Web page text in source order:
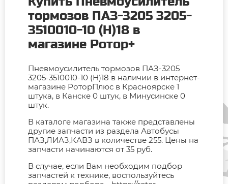
тормозов ПАЗ-3205 3205-
3510010-10 (Н)18 в
магазине Ротор+
Пневмоусилитель тормозов ПАЗ-3205
3205-3510010-10 (Н)18 в наличии в интернет-
магазине РоторПлюс в Красноярске 1
штука, в Канске 0 штук, в Минусинске 0
штук.
В каталоге магазина также представлены
другие запчасти из раздела Автобусы
ПАЗ,ЛИАЗ,КАВЗ в количестве 255. Цены на
запчасти начинаются от 35 руб.
В случае, если Вам необходим подбор
запчастей к технике, воспользуйтесь